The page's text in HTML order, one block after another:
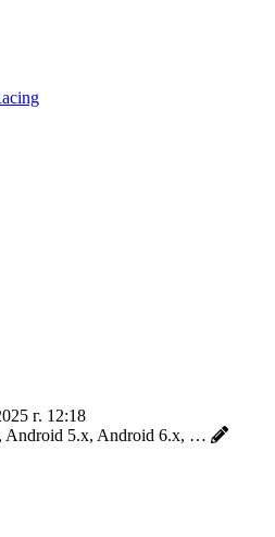
г. 12:18
Android 5.x, Android 6.x, …